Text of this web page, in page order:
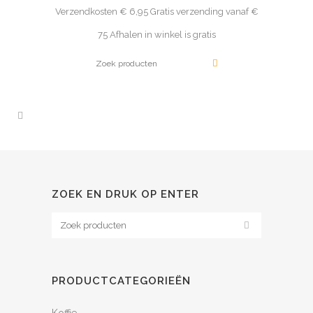
Verzendkosten € 6,95 Gratis verzending vanaf €
75 Afhalen in winkel is gratis
ZOEK EN DRUK OP ENTER
PRODUCTCATEGORIEËN